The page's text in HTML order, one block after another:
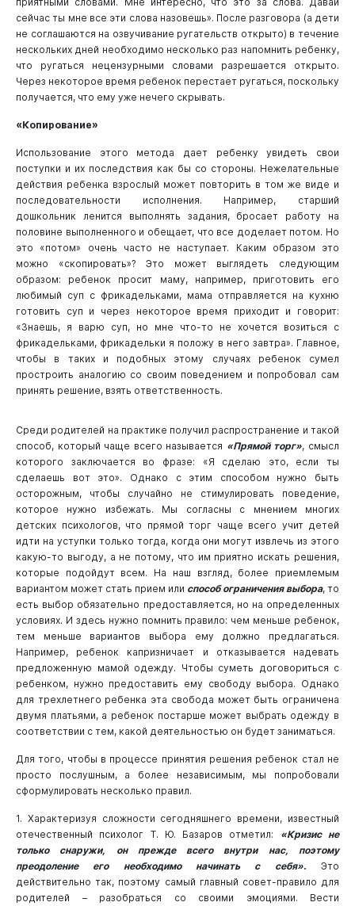
сейчас ты мне все эти слова назовешь». После разговора (а дети
не соглашаются на озвучивание ругательств открыто) в течение
нескольких дней необходимо несколько раз напомнить ребенку,
что ругаться нецензурными словами разрешается открыто.
Через некоторое время ребенок перестает ругаться, поскольку
получается, что ему уже нечего скрывать.
«Копирование»
Использование этого метода дает ребенку увидеть свои
поступки и их последствия как бы со стороны. Нежелательные
действия ребенка взрослый может повторить в том же виде и
последовательности исполнения. Например, старший
дошкольник ленится выполнять задания, бросает работу на
половине выполненного и обещает, что все доделает потом. Но
это «потом» очень часто не наступает. Каким образом это
можно «скопировать»? Это может выглядеть следующим
образом: ребенок просит маму, например, приготовить его
любимый суп с фрикадельками, мама отправляется на кухню
готовить суп и через некоторое время приходит и говорит:
«Знаешь, я варю суп, но мне что-то не хочется возиться с
фрикадельками, фрикадельки я положу в него завтра». Главное,
чтобы в таких и подобных этому случаях ребенок сумел
простроить аналогию со своим поведением и попробовал сам
принять решение, взять ответственность.
Среди родителей на практике получил распространение и такой
способ, который чаще всего называется «Прямой торг», смысл
которого заключается во фразе: «Я сделаю это, если ты
сделаешь вот это». Однако с этим способом нужно быть
осторожным, чтобы случайно не стимулировать поведение,
которое нужно избежать. Мы согласны с мнением многих
детских психологов, что прямой торг чаще всего учит детей
идти на уступки только тогда, когда они могут извлечь из этого
какую-то выгоду, а не потому, что им приятно искать решения,
которые подойдут всем. На наш взгляд, более приемлемым
вариантом может стать прием или способ ограничения выбора, то
есть выбор обязательно предоставляется, но на определенных
условиях. И здесь нужно помнить правило: чем меньше ребенок,
тем меньше вариантов выбора ему должно предлагаться.
Например, ребенок капризничает и отказывается надевать
предложенную мамой одежду. Чтобы суметь договориться с
ребенком, нужно предоставить ему свободу выбора. Однако
для трехлетнего ребенка эта свобода может быть ограничена
двумя платьями, а ребенок постарше может выбрать одежду в
соответствии с тем, какой деятельностью он будет заниматься.
Для того, чтобы в процессе принятия решения ребенок стал не
просто послушным, а более независимым, мы попробовали
сформулировать несколько правил.
1. Характеризуя сложности сегодняшнего времени, известный
отечественный психолог Т. Ю. Базаров отметил: «Кризис не
только снаружи, он прежде всего внутри нас, поэтому
преодоление его необходимо начинать с себя». Это
действительно так, поэтому самый главный совет-правило для
родителей – разобраться со своими эмоциями. Вести